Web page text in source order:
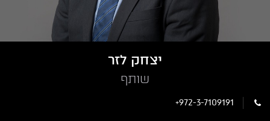
יצחק לזר
שותף
+972-3-7109191